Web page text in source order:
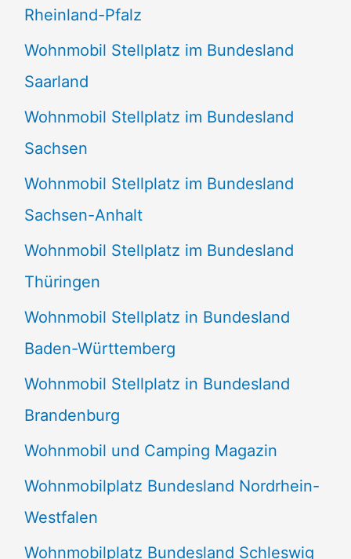
Rheinland-Pfalz
Wohnmobil Stellplatz im Bundesland
Saarland
Wohnmobil Stellplatz im Bundesland
Sachsen
Wohnmobil Stellplatz im Bundesland
Sachsen-Anhalt
Wohnmobil Stellplatz im Bundesland
Thüringen
Wohnmobil Stellplatz in Bundesland
Baden-Württemberg
Wohnmobil Stellplatz in Bundesland
Brandenburg
Wohnmobil und Camping Magazin
Wohnmobilplatz Bundesland Nordrhein-
Westfalen
Wohnmobilplatz Bundesland Schleswig